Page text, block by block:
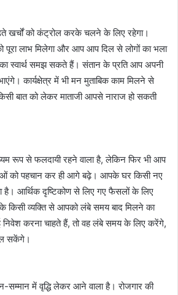
खर्चों को कंट्रोल करके चलने के लिए रहेगा।
पूरा लाभ मिलेगा और आप आप दिल से लोगों का भला
स्वार्थ समझ सकते हैं। संतान के प्रति आप अपनी
कार्यक्षेत्र में भी मन मुताबिक काम मिलने से
बात को लेकर माताजी आपसे नाराज हो सकती
रूप से फलदायी रहने वाला है, लेकिन फिर भी आप
को पहचान कर ही आगे बढ़े। आपके घर किसी नए
आर्थिक दृष्टिकोण से लिए गए फैसलों के लिए
के किसी व्यक्ति से आपको लंबे समय बाद मिलने का
निवेश करना चाहते हैं, तो वह लंबे समय के लिए करेंगे,
सकेंगे।
में वृद्धि लेकर आने वाला है। रोजगार की